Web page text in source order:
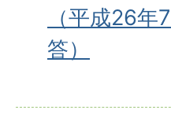
（平成26
答）